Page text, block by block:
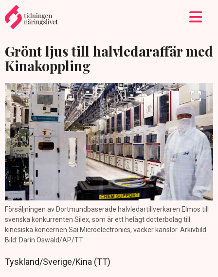
Grönt ljus till halvledaraffär med
Kinakoppling
Försäljningen av Dortmundbaserade halvledartillverkaren Elmos till
svenska konkurrenten Silex, som är ett helägt dotterbolag till
kinesiska koncernen Sai Microelectronics, väcker känslor. Arkivbild.
Bild: Darin Oswald/AP/TT
Tyskland/Sverige/Kina (TT)